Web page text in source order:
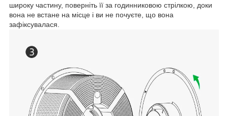
широку частину, поверніть її за годинниковою стрілкою, доки
вона не встане на місце і ви не почуєте, що вона
зафіксувалася.